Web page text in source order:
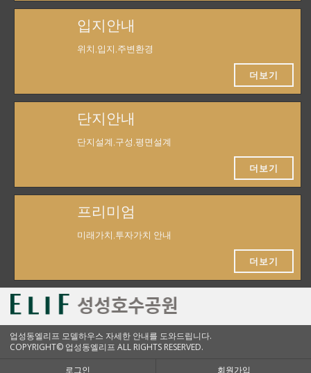
입지안내
위치,입지,주변환경
더보기
단지안내
단지설계,구성,평면설계
더보기
프리미엄
미래가치,투자가치 안내
더보기
업성동엘리프 모델하우스 자세한 안내를 도와드립니다.
COPYRIGHT© 업성동엘리프 ALL RIGHTS RESERVED.
로그인
회원가입